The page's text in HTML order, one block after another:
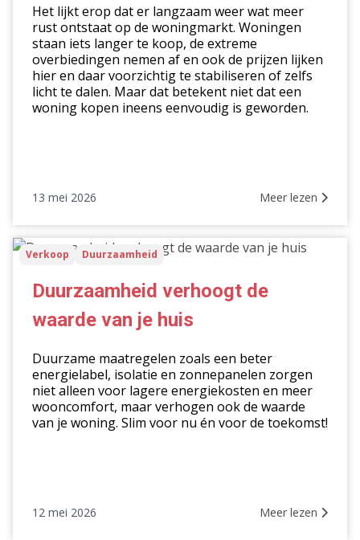
deze
markt
Het lijkt erop dat er langzaam weer wat meer
rust ontstaat op de woningmarkt. Woningen
staan iets langer te koop, de extreme
overbiedingen nemen af en ook de prijzen lijken
hier en daar voorzichtig te stabiliseren of zelfs
licht te dalen. Maar dat betekent niet dat een
woning kopen ineens eenvoudig is geworden.
13 mei 2026 Meer lezen
Duurzaamheid
verhoogt
van
huis
Verkoop Duurzaamheid
Duurzaamheid verhoogt de
waarde van je huis
Duurzame maatregelen zoals een beter
energielabel, isolatie en zonnepanelen zorgen
niet alleen voor lagere energiekosten en meer
wooncomfort, maar verhogen ook de waarde
van je woning. Slim voor nu én voor de toekomst!
12 mei 2026 Meer lezen